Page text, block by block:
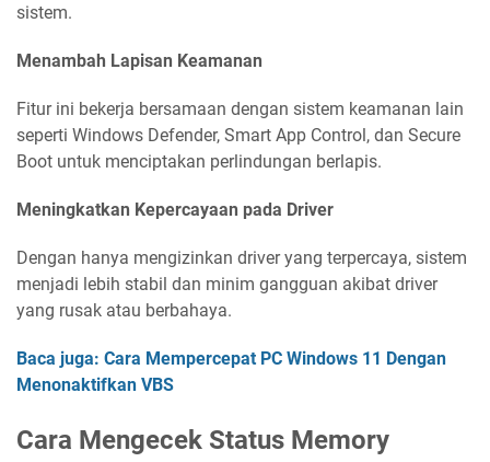
sistem.
Menambah Lapisan Keamanan
Fitur ini bekerja bersamaan dengan sistem keamanan lain
seperti Windows Defender, Smart App Control, dan Secure
Boot untuk menciptakan perlindungan berlapis.
Meningkatkan Kepercayaan pada Driver
Dengan hanya mengizinkan driver yang terpercaya, sistem
menjadi lebih stabil dan minim gangguan akibat driver
yang rusak atau berbahaya.
Baca juga: Cara Mempercepat PC Windows 11 Dengan
Menonaktifkan VBS
Cara Mengecek Status Memory